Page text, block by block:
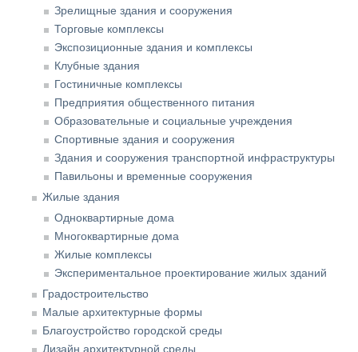
Зрелищные здания и сооружения
Торговые комплексы
Экспозиционные здания и комплексы
Клубные здания
Гостиничные комплексы
Предприятия общественного питания
Образовательные и социальные учреждения
Спортивные здания и сооружения
Здания и сооружения транспортной инфраструктуры
Павильоны и временные сооружения
Жилые здания
Одноквартирные дома
Многоквартирные дома
Жилые комплексы
Экспериментальное проектирование жилых зданий
Градостроительство
Малые архитектурные формы
Благоустройство городской среды
Дизайн архитектурной среды